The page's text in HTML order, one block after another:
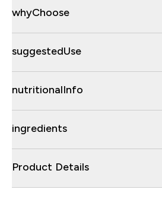
whyChoose
suggestedUse
nutritionalInfo
ingredients
Product Details